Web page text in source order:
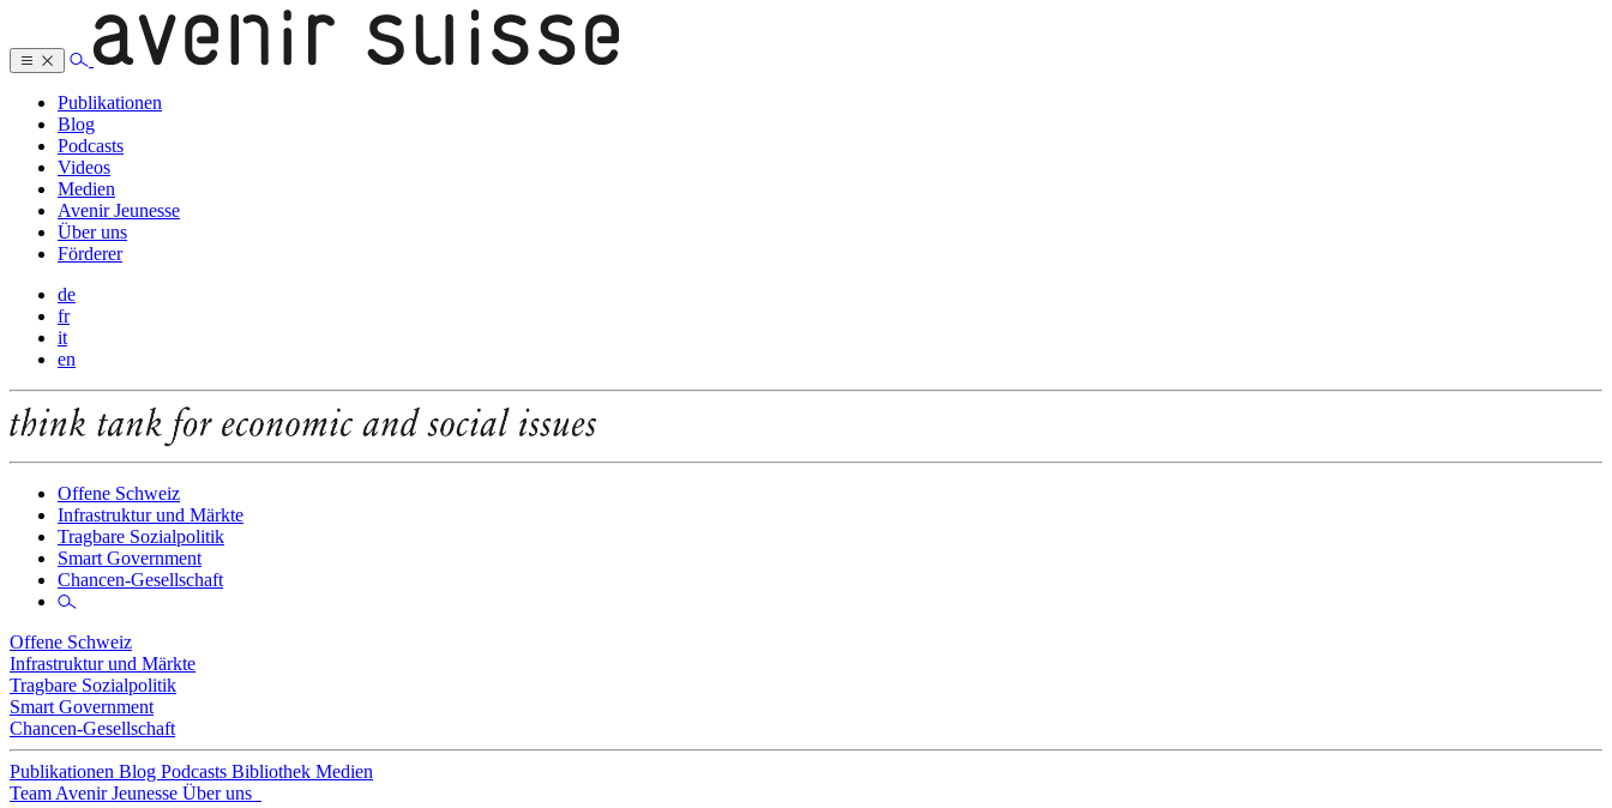
Publikationen
Blog
Podcasts
Videos
Medien
Avenir Jeunesse
Über uns
Förderer
de
fr
it
en
Offene Schweiz
Infrastruktur und Märkte
Tragbare Sozialpolitik
Smart Government
Chancen-Gesellschaft
Offene Schweiz
Infrastruktur und Märkte
Tragbare Sozialpolitik
Smart Government
Chancen-Gesellschaft
Publikationen Blog Podcasts Bibliothek Medien
Team Avenir Jeunesse Über uns